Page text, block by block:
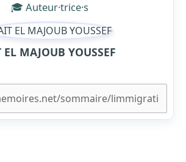
🎓 Auteur·trice·s
MAJOUB YOUSSEF